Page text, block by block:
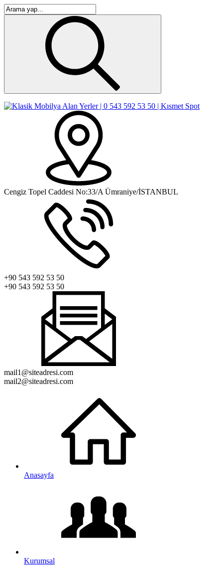
Cengiz Topel Caddesi No:33/A Ümraniye/İSTANBUL
+90 543 592 53 50
+90 543 592 53 50
mail1@siteadresi.com
mail2@siteadresi.com
Anasayfa
Kurumsal